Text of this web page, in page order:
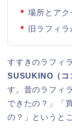
場所とア
旧ラフィ
すすきのラフィ
SUSUKINO（コ
す。昔のラフィ
できたの？」「
の？」というと